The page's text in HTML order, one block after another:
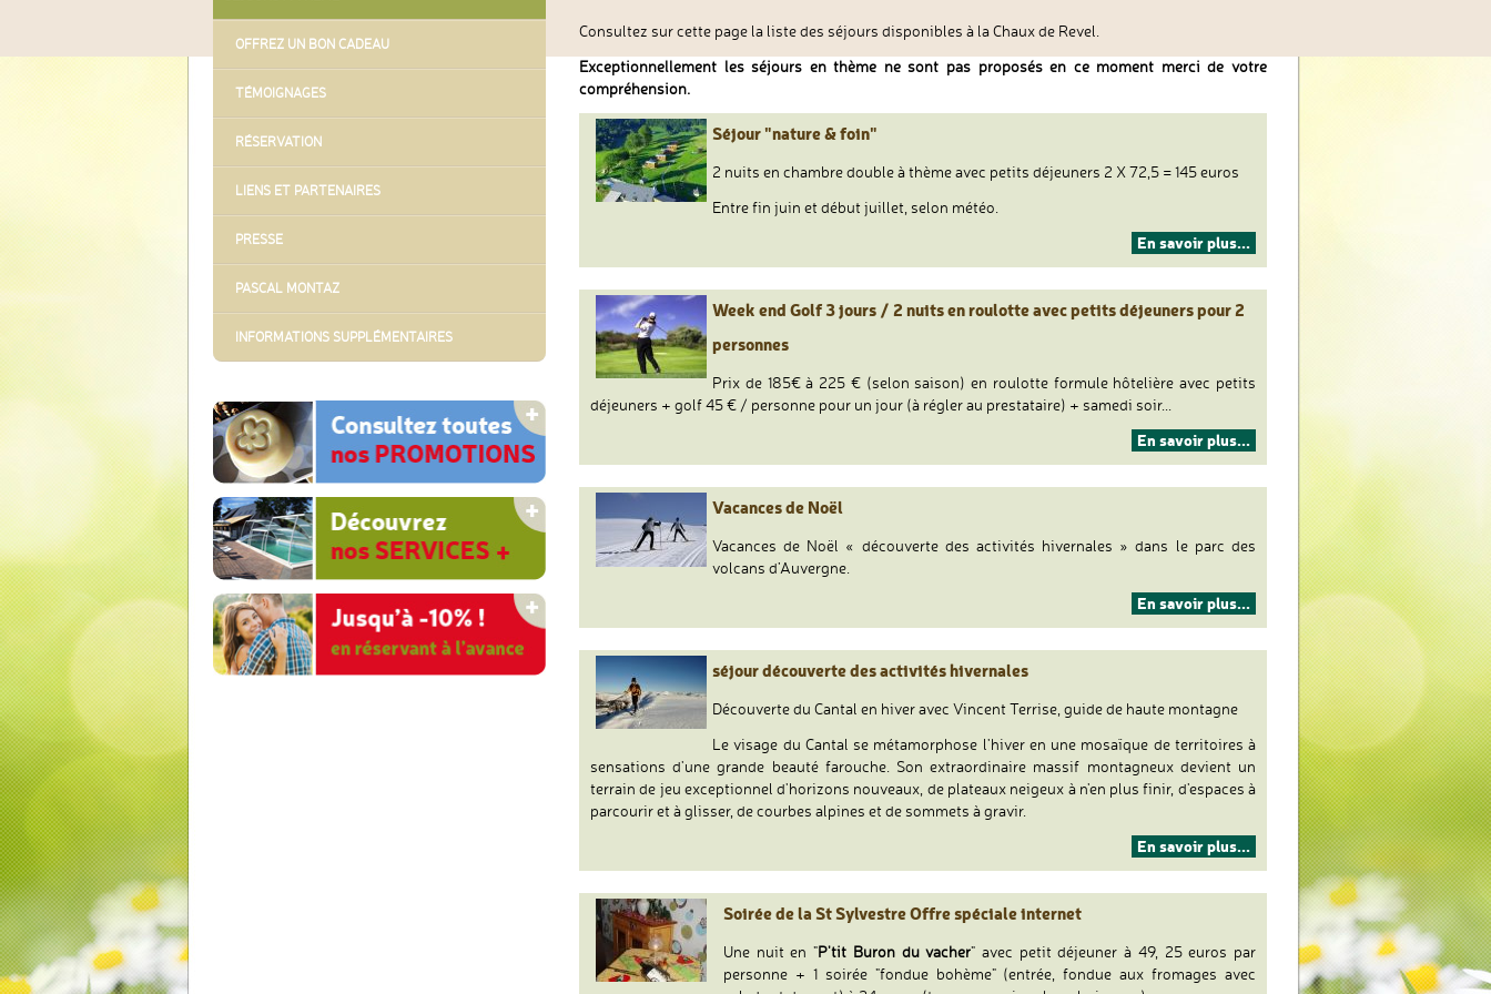
Consultez sur cette page la liste des séjours disponibles à la Chaux de Revel.
Exceptionnellement les séjours en thème ne sont pas proposés en ce moment merci de votre
compréhension.
Séjour "nature & foin"
2 nuits en chambre double à thème avec petits déjeuners 2 X 72,5 = 145 euros
Entre fin juin et début juillet, selon météo.
En savoir plus...Séjour
"nature
&
Week end Golf 3 jours / 2 nuits en roulotte avec petits déjeuners pour 2
personnes
Prix de 185€ à 225 € (selon saison) en roulotte formule hôtelière avec petits
déjeuners + golf 45 € / personne pour un jour (à régler au prestataire) + samedi soir...
En savoir plus...Week
end
Golf
/
nuits
en
roulotte
déjeuners
2
personnes
Vacances de Noël
Vacances de Noël « découverte des activités hivernales » dans le parc des
volcans d’Auvergne.
En savoir plus...Vacances
de
Noël
séjour découverte des activités hivernales
Découverte du Cantal en hiver avec Vincent Terrise, guide de haute montagne
Le visage du Cantal se métamorphose l'hiver en une mosaïque de territoires à
sensations d'une grande beauté farouche. Son extraordinaire massif montagneux devient un
terrain de jeu exceptionnel d'horizons nouveaux, de plateaux neigeux à n'en plus finir, d'espaces à
parcourir et à glisser, de courbes alpines et de sommets à gravir.
En savoir plus...séjour
découverte
des
activités
hivernales
Soirée de la St Sylvestre Offre spéciale internet
Une nuit en "P'tit Buron du vacher" avec petit déjeuner à 49, 25 euros par
personne + 1 soirée "fondue bohème" (entrée, fondue aux fromages avec
OFFREZ UN BON CADEAU
TÉMOIGNAGES
RÉSERVATION
LIENS ET PARTENAIRES
PRESSE
PASCAL MONTAZ
INFORMATIONS SUPPLÉMENTAIRES